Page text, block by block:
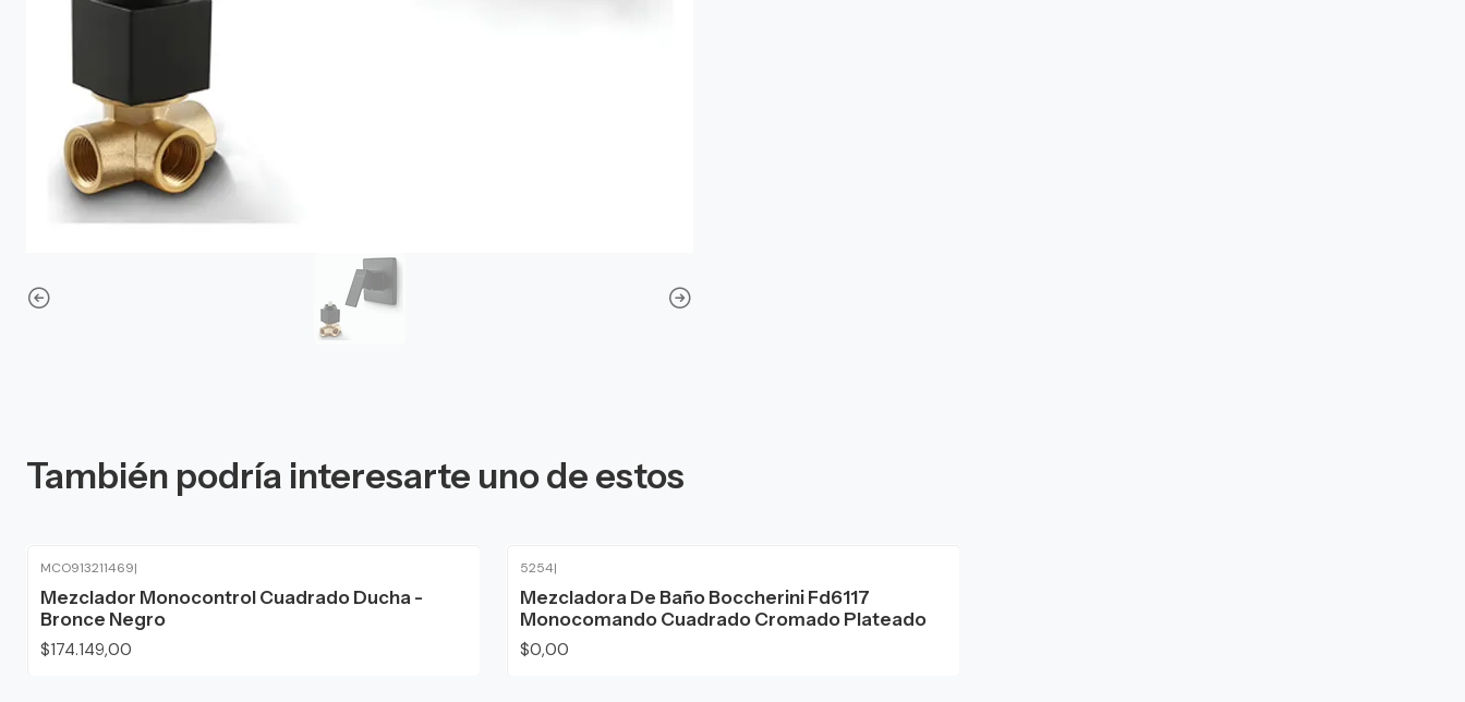
También podría interesarte uno de estos
MCO913211469|
Mezclador Monocontrol Cuadrado Ducha -
Bronce Negro
$174.149,00
5254|
Mezcladora De Baño Boccherini Fd6117
Monocomando Cuadrado Cromado Plateado
$0,00